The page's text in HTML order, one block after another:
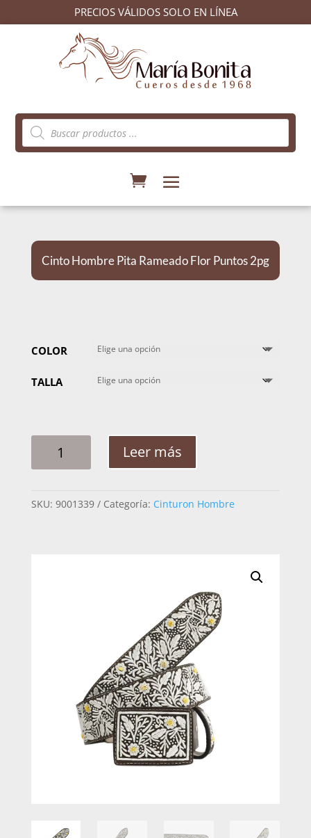
PRECIOS VÁLIDOS SOLO EN LÍNEA
Búsqueda
de
productos
Cinto Hombre Pita Rameado Flor Puntos 2pg
COLOR
TALLA
HOMBRE
FLOR
Leer más
SKU: 9001339 Categoría: Cinturon Hombre